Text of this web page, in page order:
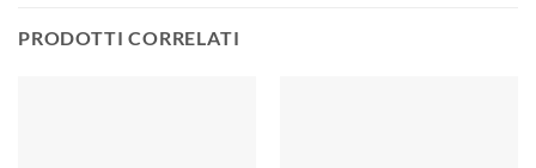
PRODOTTI CORRELATI